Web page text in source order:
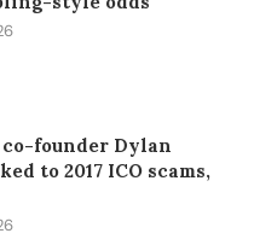
co-founder Dylan
to 2017 ICO scams,